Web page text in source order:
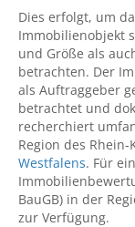
Dies erfolgt, um
Immobilienobjekt
und Größe als
betrachten. Der
als Auftraggeber
betrachtet und
recherchiert
Region des
Westfalens. Für
BauGB) in der
zur Verfügung.